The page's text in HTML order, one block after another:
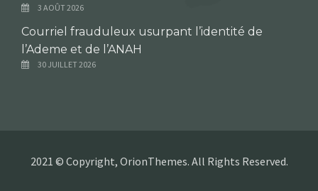
3 AOÛT 2026
Courriel frauduleux usurpant l’identité de
l’Ademe et de l’ANAH
30 JUILLET 2026
2021 © Copyright, OrionThemes. All Rights Reserved.